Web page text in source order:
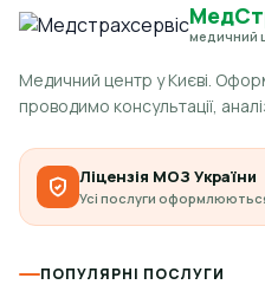
медичний
Медичний центр у Києві.
проводимо консультації,
Ліцензія МОЗ України
Усі послуги
ПОПУЛЯРНІ ПОСЛУГИ